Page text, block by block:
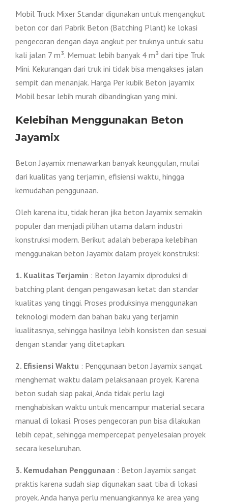
Mobil Truck Mixer Standar digunakan untuk mengangkut
beton cor dari Pabrik Beton (Batching Plant) ke lokasi
pengecoran dengan daya angkut per truknya untuk satu
kali jalan 7 m³. Memuat lebih banyak 4 m³ dari tipe Truk
Mini. Kekurangan dari truk ini tidak bisa mengakses jalan
sempit dan menanjak. Harga Per kubik Beton jayamix
Mobil besar lebih murah dibandingkan yang mini.
Kelebihan Menggunakan Beton
Jayamix
Beton Jayamix menawarkan banyak keunggulan, mulai
dari kualitas yang terjamin, efisiensi waktu, hingga
kemudahan penggunaan.
Oleh karena itu, tidak heran jika beton Jayamix semakin
populer dan menjadi pilihan utama dalam industri
konstruksi modern. Berikut adalah beberapa kelebihan
menggunakan beton Jayamix dalam proyek konstruksi:
1. Kualitas Terjamin : Beton Jayamix diproduksi di
batching plant dengan pengawasan ketat dan standar
kualitas yang tinggi. Proses produksinya menggunakan
teknologi modern dan bahan baku yang terjamin
kualitasnya, sehingga hasilnya lebih konsisten dan sesuai
dengan standar yang ditetapkan.
2. Efisiensi Waktu : Penggunaan beton Jayamix sangat
menghemat waktu dalam pelaksanaan proyek. Karena
beton sudah siap pakai, Anda tidak perlu lagi
menghabiskan waktu untuk mencampur material secara
manual di lokasi. Proses pengecoran pun bisa dilakukan
lebih cepat, sehingga mempercepat penyelesaian proyek
secara keseluruhan.
3. Kemudahan Penggunaan : Beton Jayamix sangat
praktis karena sudah siap digunakan saat tiba di lokasi
proyek. Anda hanya perlu menuangkannya ke area yang